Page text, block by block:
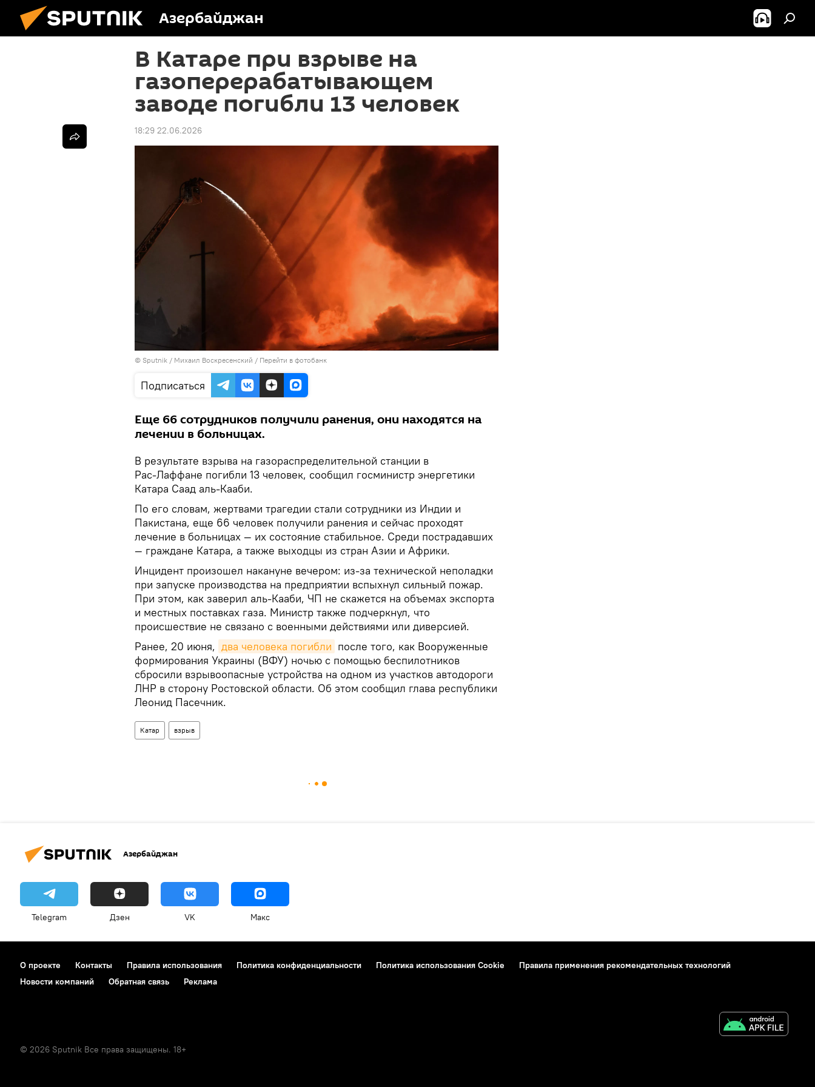
Азербайджан
В Катаре при взрыве на
газоперерабатывающем
заводе погибли 13 человек
18:29 22.06.2026
© Sputnik / Михаил Воскресенский / Перейти в фотобанк
Подписаться
Еще 66 сотрудников получили ранения, они находятся на
лечении в больницах.
В результате взрыва на газораспределительной станции в
Рас‑Лаффане погибли 13 человек, сообщил госминистр энергетики
Катара Саад аль‑Кааби.
По его словам, жертвами трагедии стали сотрудники из Индии и
Пакистана, еще 66 человек получили ранения и сейчас проходят
лечение в больницах — их состояние стабильное. Среди пострадавших
— граждане Катара, а также выходцы из стран Азии и Африки.
Инцидент произошел накануне вечером: из‑за технической неполадки
при запуске производства на предприятии вспыхнул сильный пожар.
При этом, как заверил аль‑Кааби, ЧП не скажется на объемах экспорта
и местных поставках газа. Министр также подчеркнул, что
происшествие не связано с военными действиями или диверсией.
Ранее, 20 июня, два человека погибли после того, как Вооруженные
формирования Украины (ВФУ) ночью с помощью беспилотников
сбросили взрывоопасные устройства на одном из участков автодороги
ЛНР в сторону Ростовской области. Об этом сообщил глава республики
Леонид Пасечник.
Катар взрыв
Азербайджан
Telegram Дзен VK Макс
О проекте Контакты Правила использования Политика конфиденциальности Политика использования Cookie
Правила применения рекомендательных технологий
Новости компаний
Обратная связь Реклама
© 2026 Sputnik Все права защищены. 18+